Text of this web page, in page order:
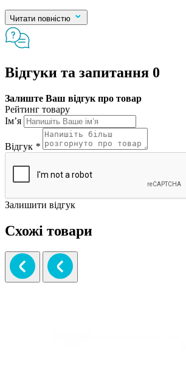
Читати повністю
Відгуки та запитання 0
Залиште Ваш відгук про товар
Рейтинг товару
Ім’я
Відгук *
Залишити відгук
Схожі товари